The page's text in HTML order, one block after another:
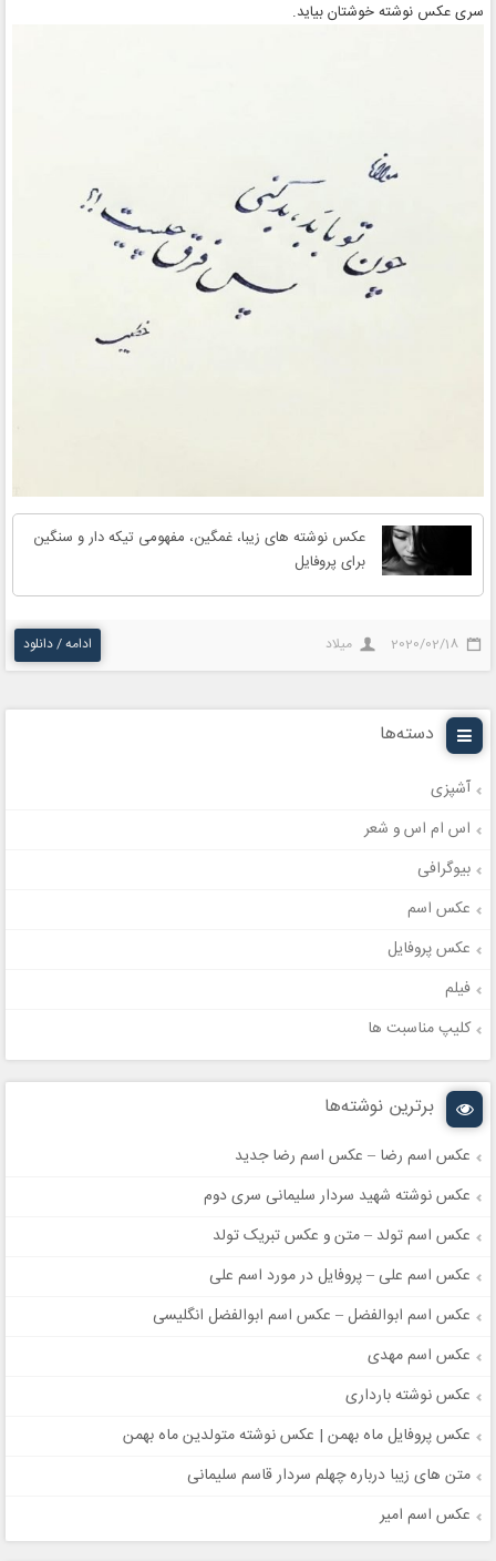
سری عکس نوشته خوشتان بیاید.
عکس نوشته های زیبا، غمگین، مفهومی تیکه دار و سنگین
برای پروفایل
2020/02/18 میلاد ادامه / دانلود
دسته‌ها
آشپزی
اس ام اس و شعر
بیوگرافی
عکس اسم
عکس پروفایل
فیلم
کلیپ مناسبت ها
برترین نوشته‌ها
عکس اسم رضا – عکس اسم رضا جدید
عکس نوشته شهید سردار سلیمانی سری دوم
عکس اسم تولد – متن و عکس تبریک تولد
عکس اسم علی – پروفایل در مورد اسم علی
عکس اسم ابوالفضل – عکس اسم ابوالفضل انگلیسی
عکس اسم مهدی
عکس نوشته بارداری
عکس پروفایل ماه بهمن | عکس نوشته متولدین ماه بهمن
متن های زیبا درباره چهلم سردار قاسم سلیمانی
عکس اسم امیر